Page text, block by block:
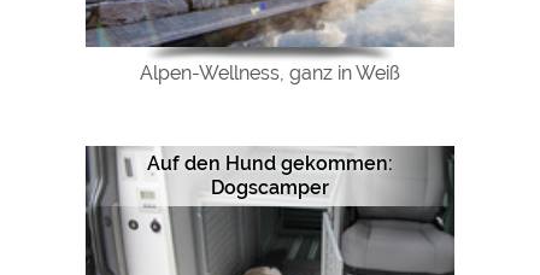
Alpen-Wellness, ganz in Weiß
Auf den Hund gekommen:
Dogscamper